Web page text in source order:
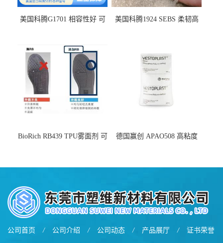
美国科腾G1701 相容性好 可
美国科腾1924 SEBS 柔韧高
BioRich RB439 TPU雾面剂 可
德国赢创 APAO508 高粘度
公司首页 / 公司介绍 / 公司动态 / 产品展厅 / 证书荣誉